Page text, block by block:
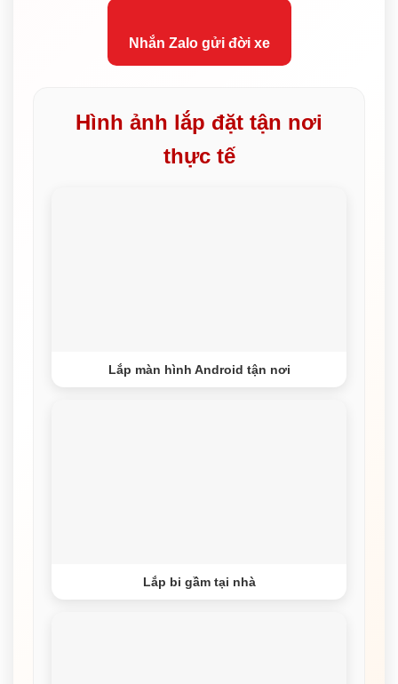
Nhắn Zalo gửi đời xe
Hình ảnh lắp đặt tận nơi
thực tế
Lắp màn hình Android tận nơi
Lắp bi gầm tại nhà